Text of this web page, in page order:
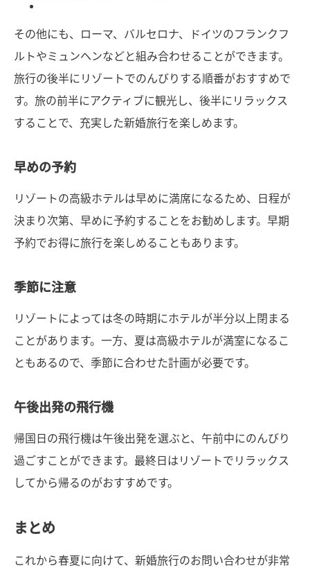
その他にも、ローマ、バルセロナ、ドイツのフランクフ
ルトやミュンヘンなどと組み合わせることができます。
旅行の後半にリゾートでのんびりする順番がおすすめで
す。旅の前半にアクティブに観光し、後半にリラックス
することで、充実した新婚旅行を楽しめます。
早めの予約
リゾートの高級ホテルは早めに満席になるため、日程が
決まり次第、早めに予約することをお勧めします。早期
予約でお得に旅行を楽しめることもあります。
季節に注意
リゾートによっては冬の時期にホテルが半分以上閉まる
ことがあります。一方、夏は高級ホテルが満室になるこ
ともあるので、季節に合わせた計画が必要です。
午後出発の飛行機
帰国日の飛行機は午後出発を選ぶと、午前中にのんびり
過ごすことができます。最終日はリゾートでリラックス
してから帰るのがおすすめです。
まとめ
これから春夏に向けて、新婚旅行のお問い合わせが非常